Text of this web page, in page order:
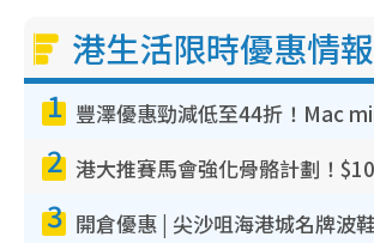
港生活限時優惠情報
1
2
3